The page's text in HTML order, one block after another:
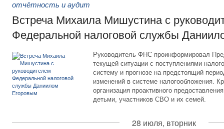
отчётность и аудит
Встреча Михаила Мишустина с
Федеральной налоговой службы
Руководитель ФНС проинформировал
текущей ситуации с поступлениями
систему и прогнозе на предстоящий
изменений в системе налогообложения.
организация проактивного
детьми, участников СВО и их семей.
28 июля, вторник